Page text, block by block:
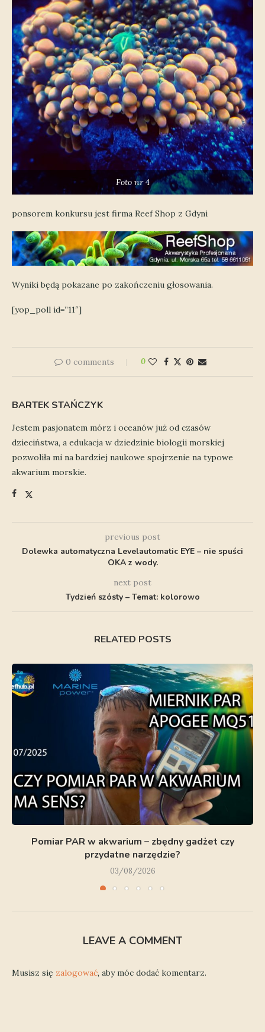
Foto nr 4
ponsorem konkursu jest firma Reef Shop z Gdyni
Wyniki będą pokazane po zakończeniu głosowania.
[yop_poll id=”11″]
0 comments 0
BARTEK STAŃCZYK
Jestem pasjonatem mórz i oceanów już od czasów
dzieciństwa, a edukacja w dziedzinie biologii morskiej
pozwoliła mi na bardziej naukowe spojrzenie na typowe
akwarium morskie.
previous post
Dolewka automatyczna Levelautomatic EYE – nie spuści
OKA z wody.
next post
Tydzień szósty – Temat: kolorowo
RELATED POSTS
Pomiar PAR w akwarium – zbędny gadżet czy
przydatne narzędzie?
03/08/2026
LEAVE A COMMENT
Musisz się zalogować, aby móc dodać komentarz.